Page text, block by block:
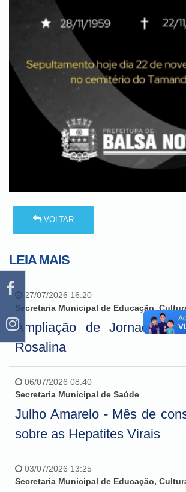
VOLTAR
LEIA MAIS
27/07/2026 16:20
Secretaria Municipal de Educação,
Ampliação de Jornada -
Rosalina
06/07/2026 08:40
Secretaria Municipal de Saúde
Julho Amarelo - Mês de
sobre as Hepatites Virais
03/07/2026 13:25
Secretaria Municipal de Educação,